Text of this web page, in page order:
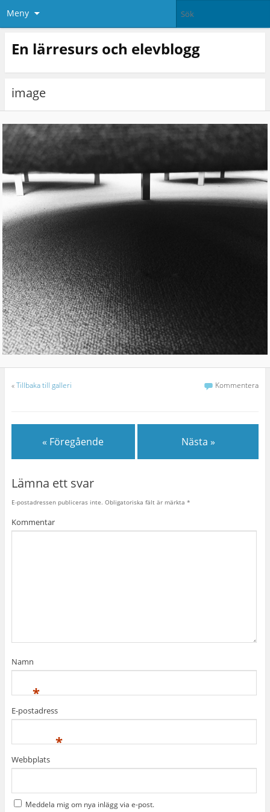
Meny
En lärresurs och elevblogg
image
«Tillbaka till galleri Kommentera
« Föregående Nästa »
Lämna ett svar
E-postadressen publiceras inte. Obligatoriska fält är märkta *
Kommentar
Namn
*
E-postadress
*
Webbplats
Meddela mig om nya inlägg via e-post.